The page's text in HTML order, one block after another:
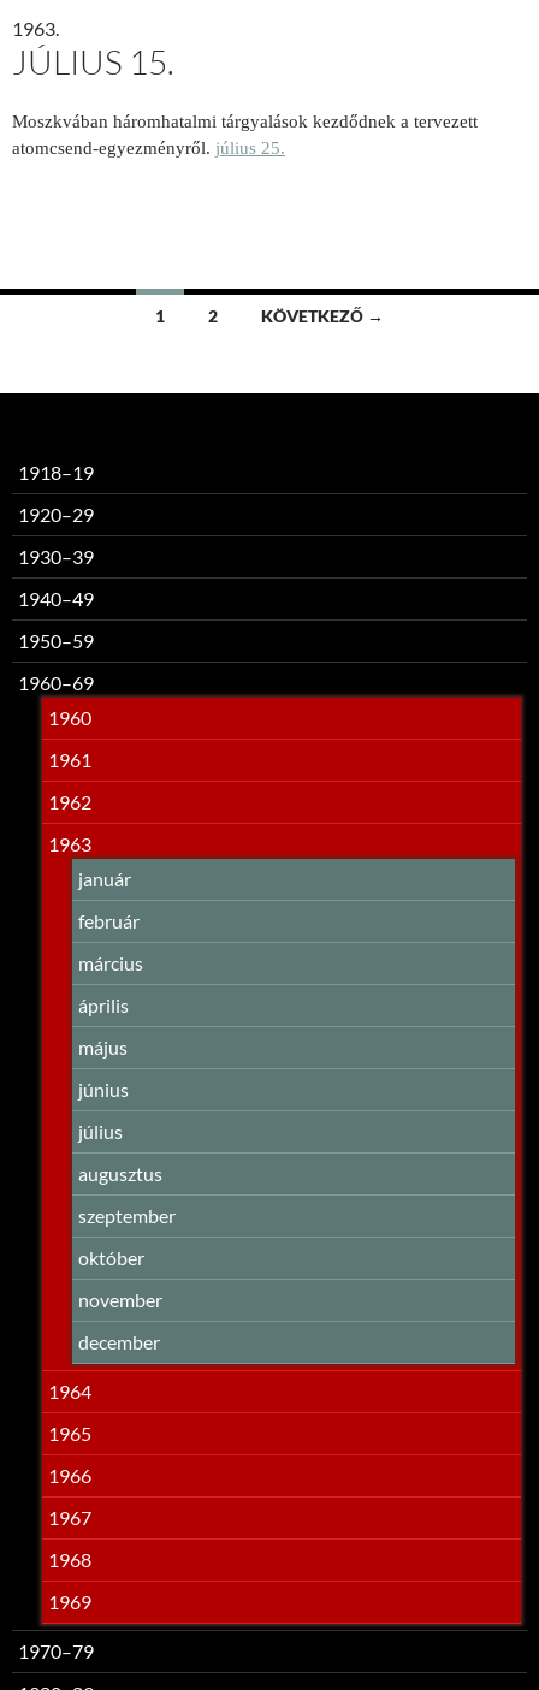
1963.
JÚLIUS 15.
Moszkvában háromhatalmi tárgyalások kezdődnek a tervezett
atomcsend-egyezményről. július 25.
Bejegyzések
1 2 KÖVETKEZŐ →
1918–19
1920–29
1930–39
1940–49
1950–59
1960–69
1960
1961
1962
1963
január
február
március
április
május
június
július
augusztus
szeptember
október
november
december
1964
1965
1966
1967
1968
1969
1970–79